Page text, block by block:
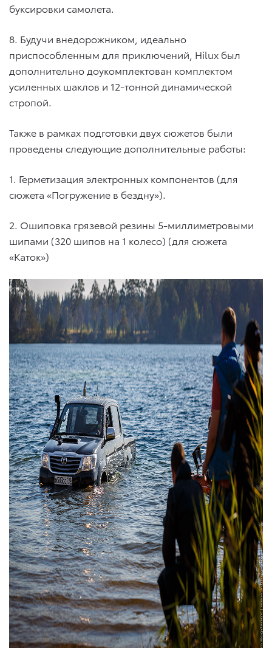
буксировки самолета.
8. Будучи внедорожником, идеально
приспособленным для приключений, Hilux был
дополнительно доукомплектован комплектом
усиленных шаклов и 12-тонной динамической
стропой.
Также в рамках подготовки двух сюжетов были
проведены следующие дополнительные работы:
1. Герметизация электронных компонентов (для
сюжета «Погружение в бездну»).
2. Ошиповка грязевой резины 5-миллиметровыми
шипами (320 шипов на 1 колесо) (для сюжета
«Каток»)